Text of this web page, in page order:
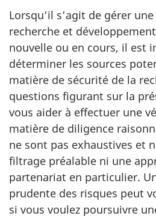
Lorsqu’il s’agit de gérer
recherche et
nouvelle ou en cours, il est
déterminer les sources
matière de sécurité de la
questions figurant sur la
vous aider à effectuer une
matière de diligence
ne sont pas exhaustives et
filtrage préalable ni une
partenariat en particulier.
prudente des risques peut
si vous voulez poursuivre